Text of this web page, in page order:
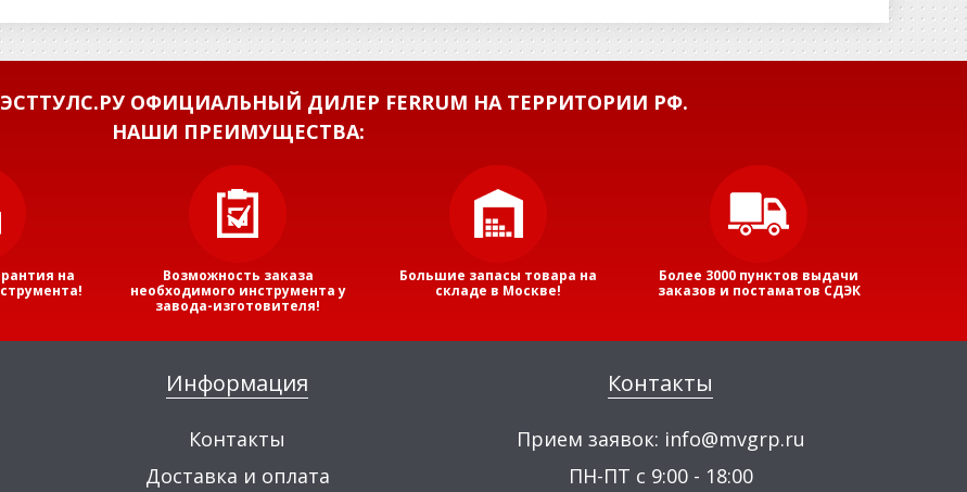
ОФИЦИАЛЬНЫЙ ДИЛЕР FERRUM НА ТЕРРИТОРИИ РФ.
НАШИ ПРЕИМУЩЕСТВА:
на
Возможность заказа
необходимого инструмента у
завода-изготовителя!
Большие запасы товара на
складе в Москве!
Более 3000 пунктов выдачи
заказов и постаматов СДЭК
Информация
Контакты
Доставка и оплата
Контакты
Прием заявок: info@mvgrp.ru
ПН-ПТ с 9:00 - 18:00